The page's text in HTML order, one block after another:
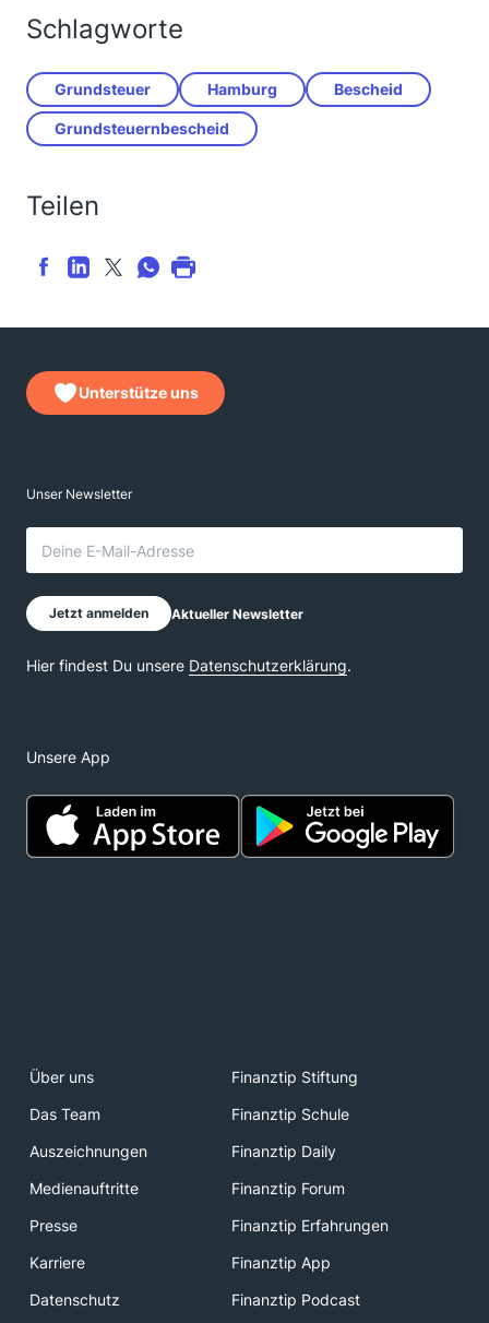
Schlagworte
Grundsteuer Hamburg Bescheid
Grundsteuernbescheid
Teilen
Unterstütze uns
Unsere App
Über uns
Finanztip Stiftung
Das Team
Finanztip Schule
Auszeichnungen
Finanztip Daily
Medienauftritte
Finanztip Forum
Presse
Finanztip Erfahrungen
Karriere
Finanztip App
Datenschutz
Finanztip Podcast